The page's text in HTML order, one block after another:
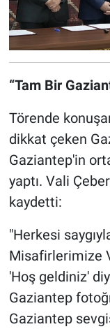
“Tam Bir
Törende
dikkat çeken
Gaziantep'in
yaptı. Vali
kaydetti:
"Herkesi
Misafirlerimize
'Hoş geldiniz'
Gaziantep
Gaziantep